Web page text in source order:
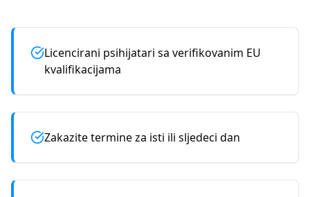
Licencirani psihijatari sa verifikovanim EU
kvalifikacijama
Zakazite termine za isti ili sljedeci dan